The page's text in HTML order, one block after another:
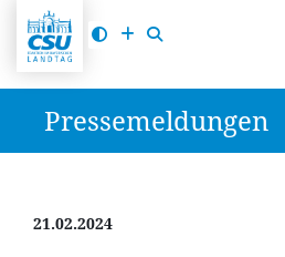
Pressemeldungen
21.02.2024